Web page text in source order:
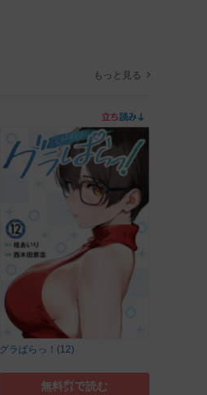
もっと見る
グラぱらっ！(12)
無料㌽で読む